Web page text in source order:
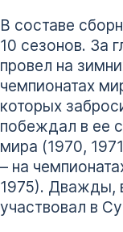
В составе
10 сезонов. За
провел на
чемпионатах
которых
побеждал в ее
мира (1970,
– на
1975). Дважды,
участвовал в